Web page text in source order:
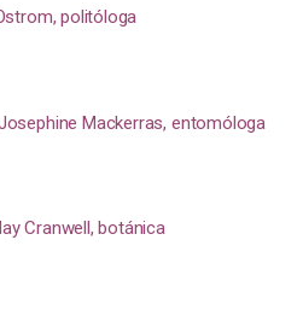
politóloga
Mackerras, entomóloga
Cranwell, botánica